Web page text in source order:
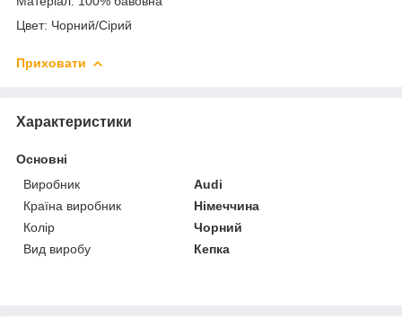
Цвет: Чорний/Сірий
Приховати
Характеристики
Основні
Виробник
Audi
Країна виробник
Німеччина
Колір
Чорний
Вид виробу
Кепка